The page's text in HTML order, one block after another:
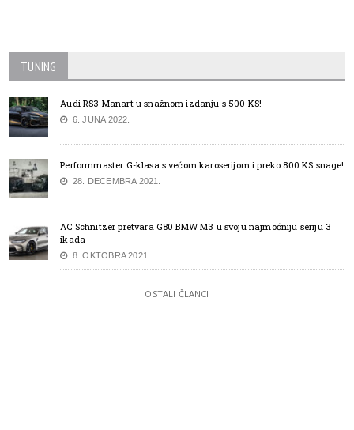
TUNING
Audi RS3 Manart u snažnom izdanju s 500 KS!
6. JUNA 2022.
Performmaster G-klasa s većom karoserijom i preko 800 KS snage!
28. DECEMBRA 2021.
AC Schnitzer pretvara G80 BMW M3 u svoju najmoćniju seriju 3
ikada
8. OKTOBRA 2021.
OSTALI ČLANCI